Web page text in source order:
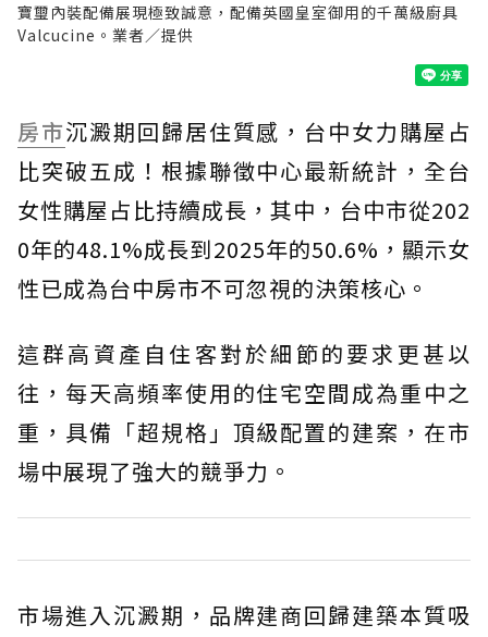
寶璽內裝配備展現極致誠意，配備英國皇室御用的千萬級廚具
Valcucine。業者／提供
房市沉澱期回歸居住質感，台中女力購屋占
比突破五成！根據聯徵中心最新統計，全台
女性購屋占比持續成長，其中，台中市從202
0年的48.1%成長到2025年的50.6%，顯示女
性已成為台中房市不可忽視的決策核心。
這群高資產自住客對於細節的要求更甚以
往，每天高頻率使用的住宅空間成為重中之
重，具備「超規格」頂級配置的建案，在市
場中展現了強大的競爭力。
市場進入沉澱期，品牌建商回歸建築本質吸